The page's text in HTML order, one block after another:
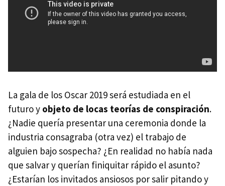
La gala de los Oscar 2019 será estudiada en el
futuro y objeto de locas teorías de conspiración.
¿Nadie quería presentar una ceremonia donde la
industria consagraba (otra vez) el trabajo de
alguien bajo sospecha? ¿En realidad no había nada
que salvar y querían finiquitar rápido el asunto?
¿Estarían los invitados ansiosos por salir pitando y